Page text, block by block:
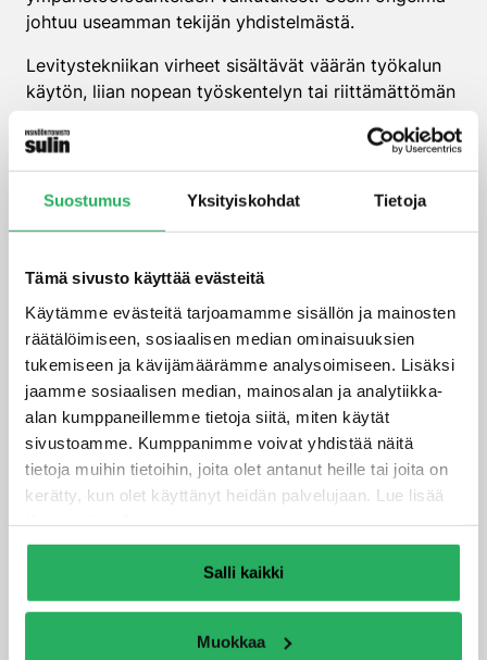
Suostumus Yksityiskohdat Tietoja
Tämä sivusto käyttää evästeitä
Käytämme evästeitä tarjoamamme sisällön ja mainosten
räätälöimiseen, sosiaalisen median ominaisuuksien
tukemiseen ja kävijämäärämme analysoimiseen. Lisäksi
jaamme sosiaalisen median, mainosalan ja analytiikka-
alan kumppaneillemme tietoja siitä, miten käytät
sivustoamme. Kumppanimme voivat yhdistää näitä
tietoja muihin tietoihin, joita olet antanut heille tai joita on
kerätty, kun olet käyttänyt heidän palvelujaan. Lue lisää
Salli kaikki
Muokkaa
johtuu useamman tekijän yhdistelmästä.
Levitystekniikan virheet sisältävät väärän työkalun
käytön, liian nopean työskentelyn tai riittämättömän
johtaa tilanteeseen, jossa tiivistysainetta ei ole
riittävästi tasaisen kerroksen muodostamiseen koko
pinnalle.
Alustan epätasaisuudet aiheuttavat paikallisia ohuita
Ympäristötekijät, kuten tuuli, lämpötila ja kosteus,
voivat vaikuttaa materiaalin leviämiseen ja
kuivumiseen, mikä johtaa epätasaiseen paksuuteen.
Kiire ja riittämätön laadunvalvonta ovat usein näiden
teknisten ongelmien taustalla.
Miten liian ohut
tiivistyskerros korjataan
turvallisesti?
Liian ohut tiivistyskerros korjataan poistamalla
vaurioitunut kerros, valmistelemalla alusta uudelleen
ja levittämällä uusi tiivistyskerros oikeaan
paksuuteen. Korjaustyö vaatii huolellista suunnittelua